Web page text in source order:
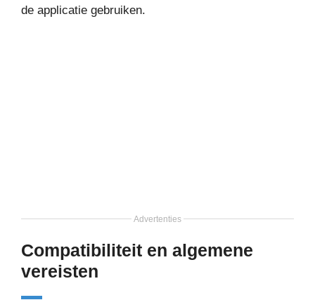
de applicatie gebruiken.
Advertenties
Compatibiliteit en algemene
vereisten